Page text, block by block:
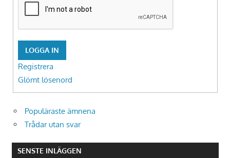
LOGGA IN
Registrera
Glömt lösenord
Populäraste ämnena
Trådar utan svar
SENSTE INLÄGGEN